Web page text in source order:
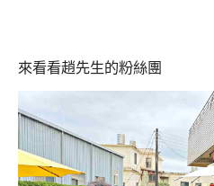
來看看趙先生的粉絲團